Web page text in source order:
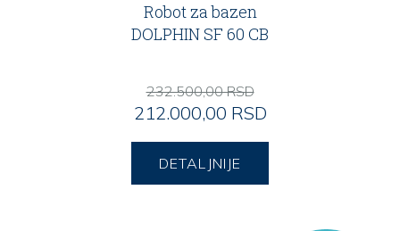
Robot za bazen
DOLPHIN SF 60 CB
232.500,00 RSD
212.000,00 RSD
DETALJNIJE